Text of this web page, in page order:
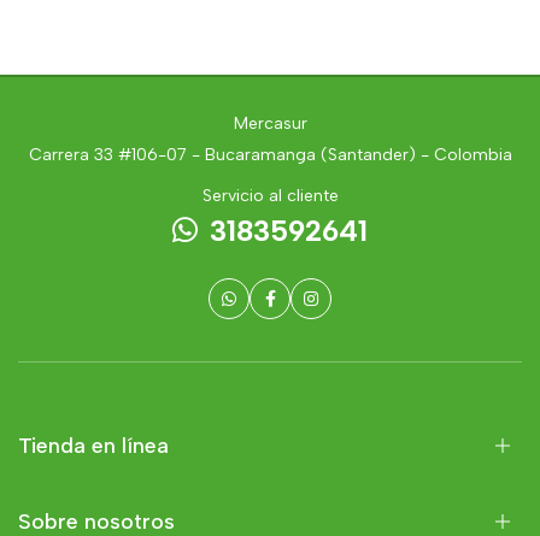
Mercasur
Carrera 33 #106-07 - Bucaramanga (Santander) - Colombia
Servicio al cliente
3183592641
Tienda en línea
Sobre nosotros